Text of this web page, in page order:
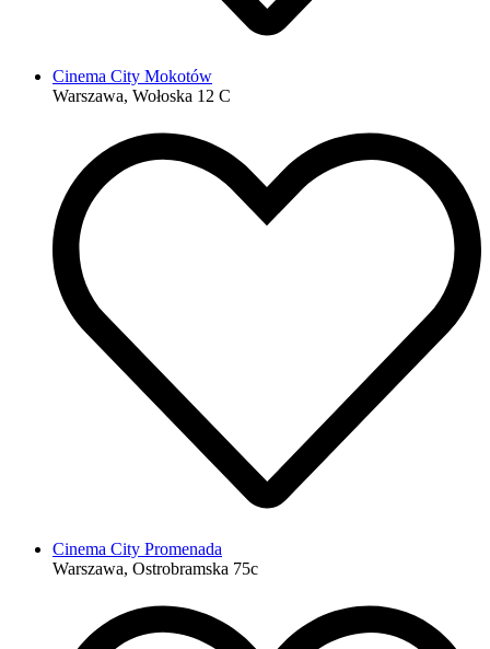
Cinema City Mokotów
Warszawa, Wołoska 12 C
Cinema City Promenada
Warszawa, Ostrobramska 75c